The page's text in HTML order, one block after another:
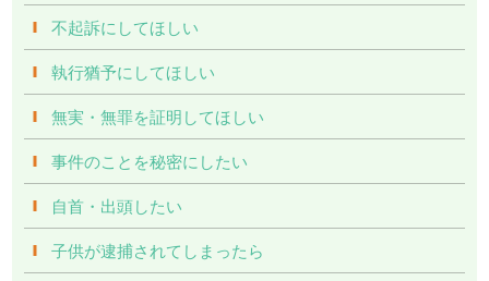
不起訴にしてほしい
執行猶予にしてほしい
無実・無罪を証明してほしい
事件のことを秘密にしたい
自首・出頭したい
子供が逮捕されてしまったら